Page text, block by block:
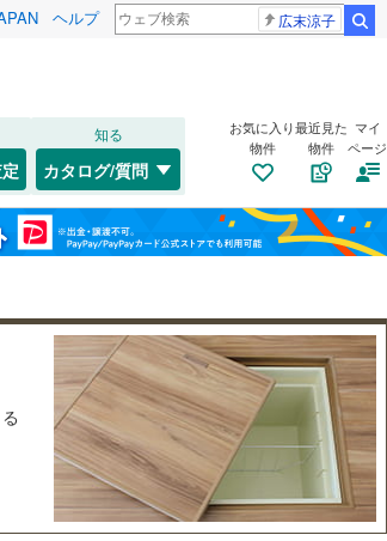
ヘルプ 広末涼子
知る
カタログ/質問
お気に入り
物件
最近見た
物件
マイ
ページ
福島
和歌山
桐生市(6)
沼田市(0)
みどり市(4)
多野郡上野村 0)
甘楽郡南牧村(0)
吾妻郡長野原町
吾妻郡高山村(0)
吾妻線(2)
湘南新宿ライン（前橋～小田原）
(15)
上毛電気鉄道上毛線(26)
東武小泉線 (10)
(0) (0) (0) (0)
トイレ２か所（2）
太陽光発電システム（0）
す。